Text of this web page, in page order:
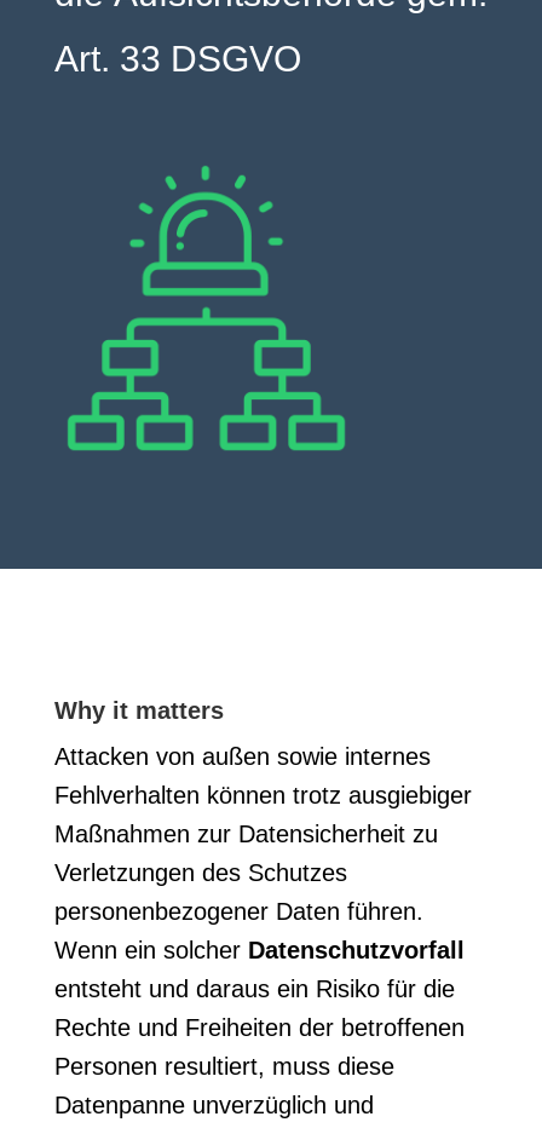
Art. 33 DSGVO
Why it matters
Attacken von außen sowie internes
Fehlverhalten können trotz ausgiebiger
Maßnahmen zur Datensicherheit zu
Verletzungen des Schutzes
personenbezogener Daten führen.
Wenn ein solcher Datenschutzvorfall
entsteht und daraus ein Risiko für die
Rechte und Freiheiten der betroffenen
Personen resultiert, muss diese
Datenpanne unverzüglich und